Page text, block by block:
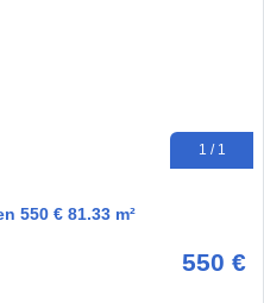
1 / 1
550 € 81.33 m²
550 €